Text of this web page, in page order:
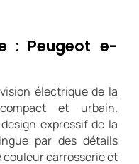
: Peugeot e-
électrique de la
et urbain.
expressif de la
par des détails
carrosserie et